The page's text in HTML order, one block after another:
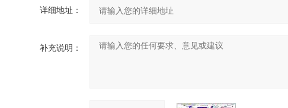
详细地址：
补充说明：